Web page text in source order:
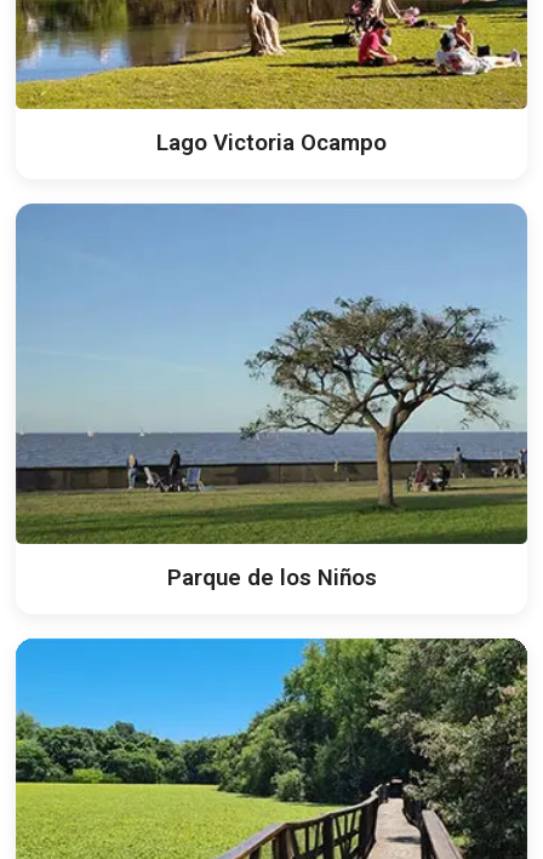
Lago Victoria Ocampo
Parque de los Niños